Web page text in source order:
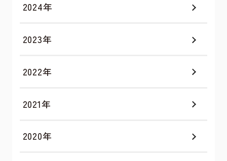
2024年
2023年
2022年
2021年
2020年